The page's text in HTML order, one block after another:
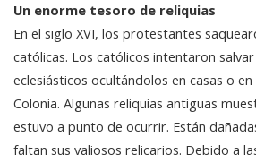
Un enorme tesoro de reliquias
En el siglo XVI, los protestantes
católicas. Los católicos intentaron
eclesiásticos ocultándolos en casas o
Colonia. Algunas reliquias antiguas
estuvo a punto de ocurrir. Están
faltan sus valiosos relicarios. Debido a